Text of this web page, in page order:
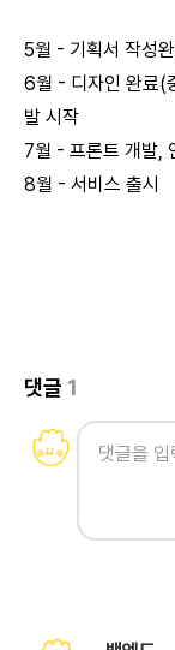
5월 - 기획서 작성
6월 - 디자인 완료(
발 시작
7월 - 프론트 개발,
8월 - 서비스 출시
댓글 1